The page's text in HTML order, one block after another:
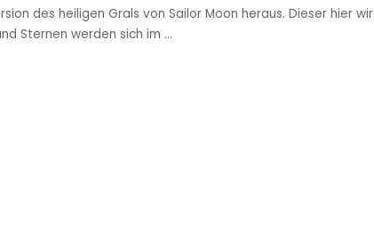
des heiligen Grals von Sailor Moon heraus. Dieser hier
Sternen werden sich im ...